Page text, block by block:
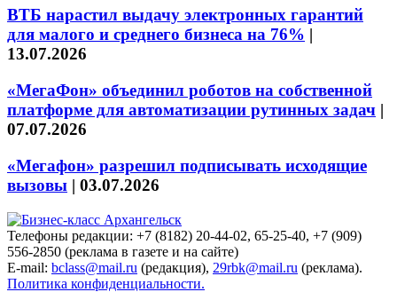
ВТБ нарастил выдачу электронных гарантий
для малого и среднего бизнеса на 76% |
13.07.2026
«МегаФон» объединил роботов на собственной
платформе для автоматизации рутинных задач |
07.07.2026
«Мегафон» разрешил подписывать исходящие
вызовы | 03.07.2026
Телефоны редакции: +7 (8182) 20-44-02, 65-25-40, +7 (909)
556-2850 (реклама в газете и на сайте)
E-mail: bclass@mail.ru (редакция), 29rbk@mail.ru (реклама).
Политика конфиденциальности.